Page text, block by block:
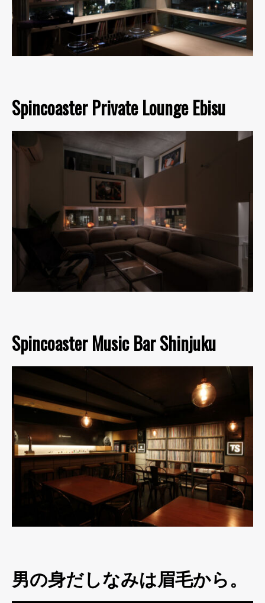
Spincoaster Private Lounge Ebisu
Spincoaster Music Bar Shinjuku
男の身だしなみは眉毛から。